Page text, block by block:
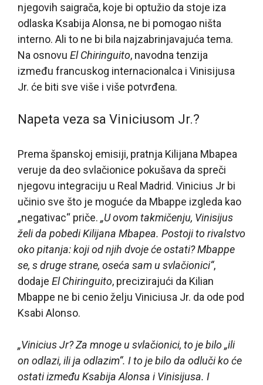
njegovih saigrača, koje bi optužio da stoje iza
odlaska Ksabija Alonsa, ne bi pomogao ništa
interno. Ali to ne bi bila najzabrinjavajuća tema.
Na osnovu El Chiringuito, navodna tenzija
između francuskog internacionalca i Vinisijusa
Jr. će biti sve više i više potvrđena.
Napeta veza sa Viniciusom Jr.?
Prema španskoj emisiji, pratnja Kilijana Mbapea
veruje da deo svlačionice pokušava da spreči
njegovu integraciju u Real Madrid. Vinicius Jr bi
učinio sve što je moguće da Mbappe izgleda kao
„negativac“ priče. „U ovom takmičenju, Vinisijus
želi da pobedi Kilijana Mbapea. Postoji to rivalstvo
oko pitanja: koji od njih dvoje će ostati? Mbappe
se, s druge strane, oseća sam u svlačionici“,
dodaje El Chiringuito, precizirajući da Kilian
Mbappe ne bi cenio želju Viniciusa Jr. da ode pod
Ksabi Alonso.
„Vinicius Jr? Za mnoge u svlačionici, to je bilo „ili
on odlazi, ili ja odlazim“. I to je bilo da odluči ko će
ostati između Ksabija Alonsa i Vinisijusa. I